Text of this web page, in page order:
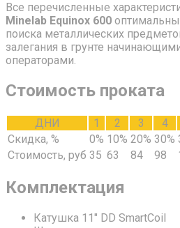
Все перечисленные
Minelab Equinox 600
поиска металлических
залегания в грунте
операторами.
Стоимость проката
ДНИ 1 2 3 4
Скидка, %
0% 10% 20% 30%
Стоимость, руб 35 63 84 98
Комплектация
Катушка 11″ DD SmartCoil